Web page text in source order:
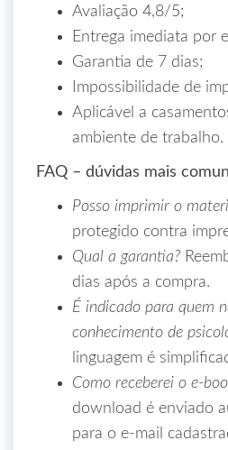
Avaliação 4,8/5;
Entrega imediata por
Garantia de 7 dias;
Impossibilidade de
Aplicável a
ambiente de trabalho.
FAQ – dúvidas mais
Posso imprimir o
protegido contra
Qual a garantia?
dias após a compra.
É indicado para quem
conhecimento de
linguagem é
Como receberei o
download é enviado
para o e‑mail